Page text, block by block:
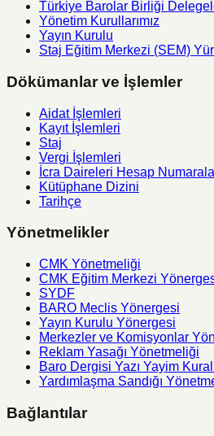
Türkiye Barolar Birliği
Yönetim Kurullarımız
Yayın Kurulu
Staj Eğitim Merkezi (SEM)
Dökümanlar ve İşlemler
Aidat İşlemleri
Kayıt İşlemleri
Staj
Vergi İşlemleri
İcra Daireleri Hesap
Kütüphane Dizini
Tarihçe
Yönetmelikler
CMK Yönetmeliği
CMK Eğitim Merkezi
SYDF
BARO Meclis Yönergesi
Yayın Kurulu Yönergesi
Merkezler ve Komisyonlar
Reklam Yasağı Yönetmeliği
Baro Dergisi Yazı Yayim
Yardımlaşma Sandığı
Bağlantılar